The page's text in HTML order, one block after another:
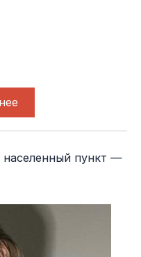
населенный пункт —